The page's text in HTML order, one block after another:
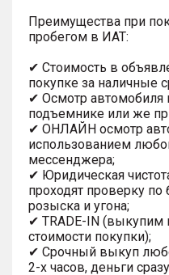
Преимущества при
пробегом в ИАТ:
✔ Стоимость в
покупке за наличные
✔ Осмотр автомобиля
подъемнике или же
✔ ОНЛАЙН осмотр
использованием
мессенджера;
✔ Юридическая
проходят проверку
розыска и угона;
✔ TRADE-IN (выкупим
стоимости покупки);
✔ Срочный выкуп
2-х часов, деньги